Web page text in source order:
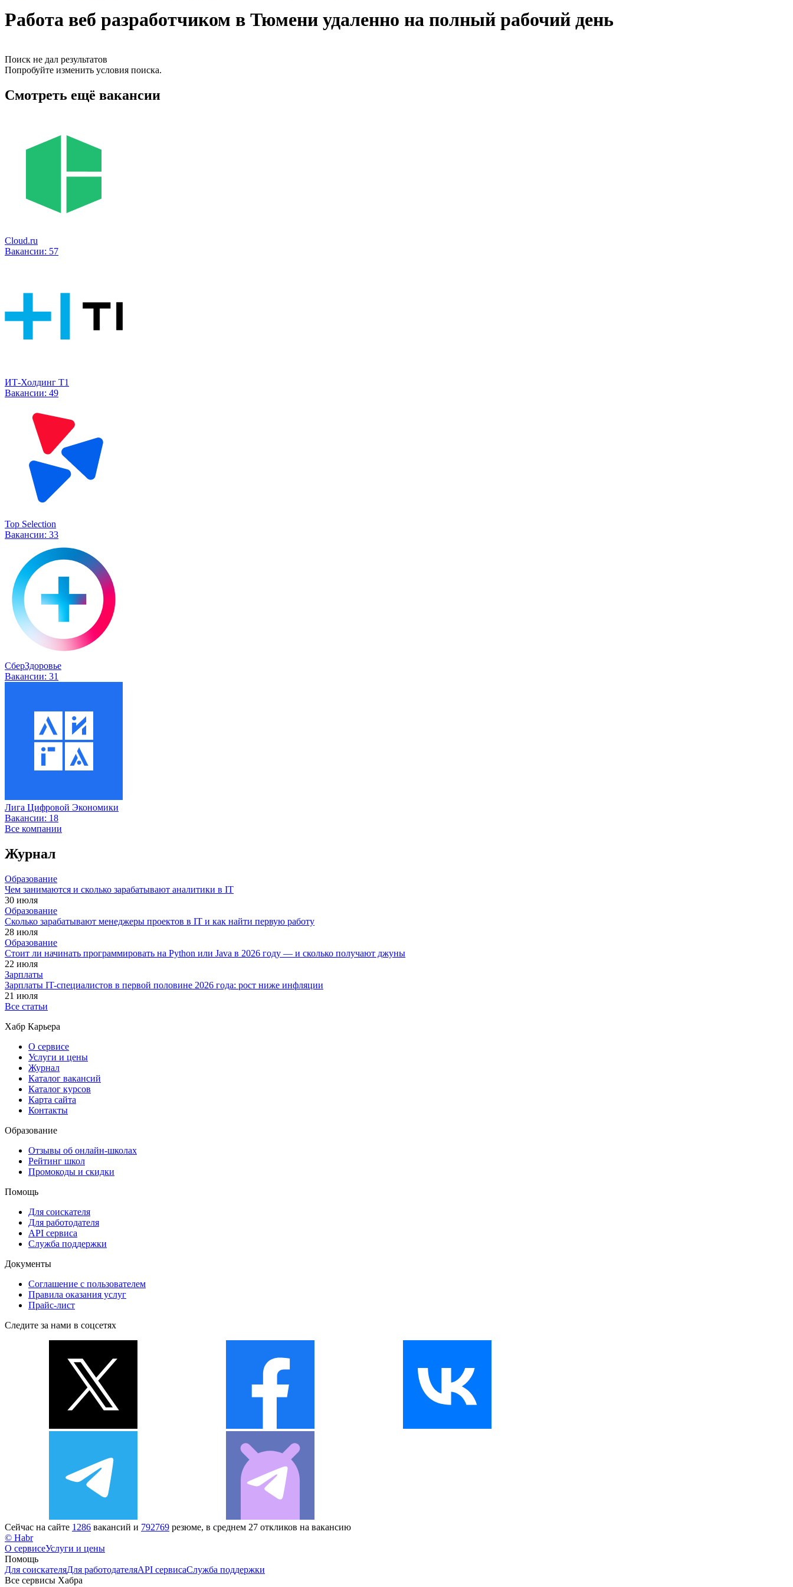
Работа веб разработчиком в Тюмени удаленно на полный рабочий день
Поиск не дал результатов
Попробуйте изменить условия поиска.
Смотреть ещё вакансии
Cloud.ru
Вакансии: 57
ИТ-Холдинг Т1
Вакансии: 49
Top Selection
Вакансии: 33
СберЗдоровье
Вакансии: 31
Лига Цифровой Экономики
Вакансии: 18
Все компании
Журнал
Образование
Чем занимаются и сколько зарабатывают аналитики в IT
30 июля
Образование
Сколько зарабатывают менеджеры проектов в IT и как найти первую работу
28 июля
Образование
Стоит ли начинать программировать на Python или Java в 2026 году — и сколько получают джуны
22 июля
Зарплаты
Зарплаты IT-специалистов в первой половине 2026 года: рост ниже инфляции
21 июля
Все статьи
Хабр Карьера
О сервисе
Услуги и цены
Журнал
Каталог вакансий
Каталог курсов
Карта сайта
Контакты
Образование
Отзывы об онлайн-школах
Рейтинг школ
Промокоды и скидки
Помощь
Для соискателя
Для работодателя
API сервиса
Служба поддержки
Документы
Соглашение с пользователем
Правила оказания услуг
Прайс-лист
Следите за нами в соцсетях
Сейчас на сайте 1286 вакансий и 792769 резюме, в среднем 27 откликов на вакансию
© Habr
О сервисеУслуги и цены
Помощь
Для соискателяДля работодателяAPI сервисаСлужба поддержки
Все сервисы Хабра